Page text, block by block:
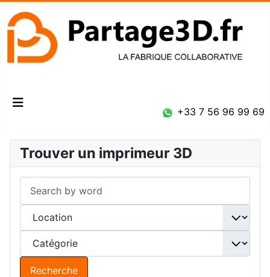
+33 7 56 96 99 69
Trouver un imprimeur 3D
Recherche